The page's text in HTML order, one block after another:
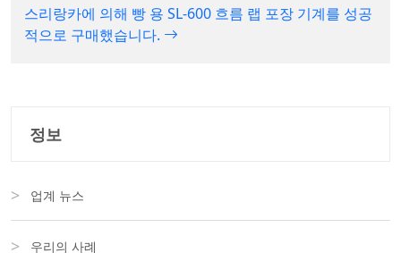
스리랑카에 의해 빵 용 SL-600 흐름 랩 포장 기계를 성공
적으로 구매했습니다.
정보
업계 뉴스
우리의 사례